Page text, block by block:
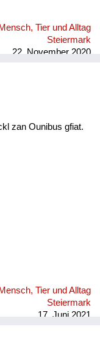
Mensch, Tier und Alltag
Steiermark
22. November 2020
zan Ounibus gfiat.
Mensch, Tier und Alltag
Steiermark
17. Juni 2021